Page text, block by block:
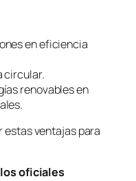
en eficiencia
circular.
renovables en
estas ventajas para
oficiales